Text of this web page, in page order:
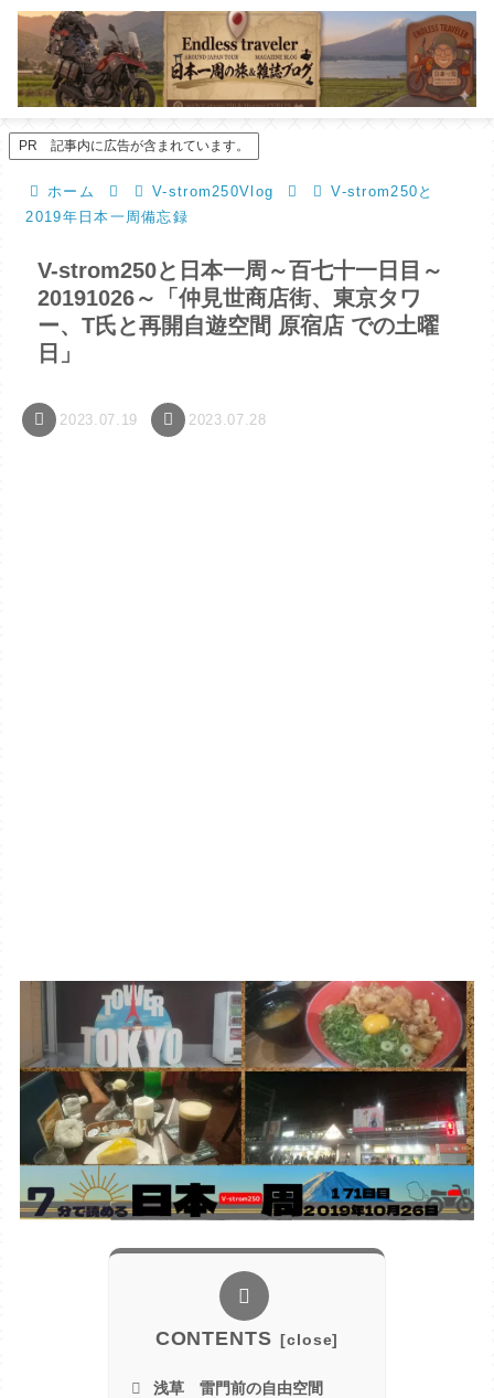
PR 記事内に広告が含まれています。
ホーム V-strom250Vlog
V-strom250と
2019年日本一周備忘録
V-strom250と日本一周～百七十一日目～
20191026～「仲見世商店街、東京タワ
ー、T氏と再開自遊空間 原宿店 での土曜
日」
2023.07.19 2023.07.28
CONTENTS
浅草 雷門前の自由空間